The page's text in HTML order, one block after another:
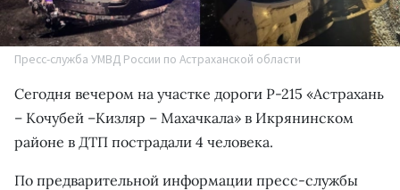
Пресс-служба УМВД России по Астраханской области
Сегодня вечером на участке дороги Р-215 «Астрахань
– Кочубей –Кизляр – Махачкала» в Икрянинском
районе в ДТП пострадали 4 человека.
По предварительной информации пресс-службы